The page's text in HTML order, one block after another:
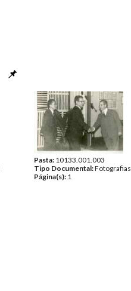
Pasta: 10133.001.003
Tipo Documental:Fotografias
Página(s): 1